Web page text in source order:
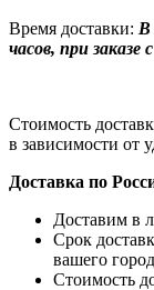
Время доставки: В
часов, при заказе
Стоимость
в зависимости от
Доставка по
Доставим в
Срок
вашего
Стоимость